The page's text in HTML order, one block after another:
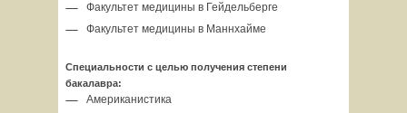
Факультет медицины в Гейдельберге
Факультет медицины в Маннхайме
Специальности с целью получения степени
бакалавра:
Американистика